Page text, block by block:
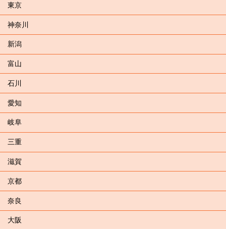
東京
神奈川
新潟
富山
石川
愛知
岐阜
三重
滋賀
京都
奈良
大阪